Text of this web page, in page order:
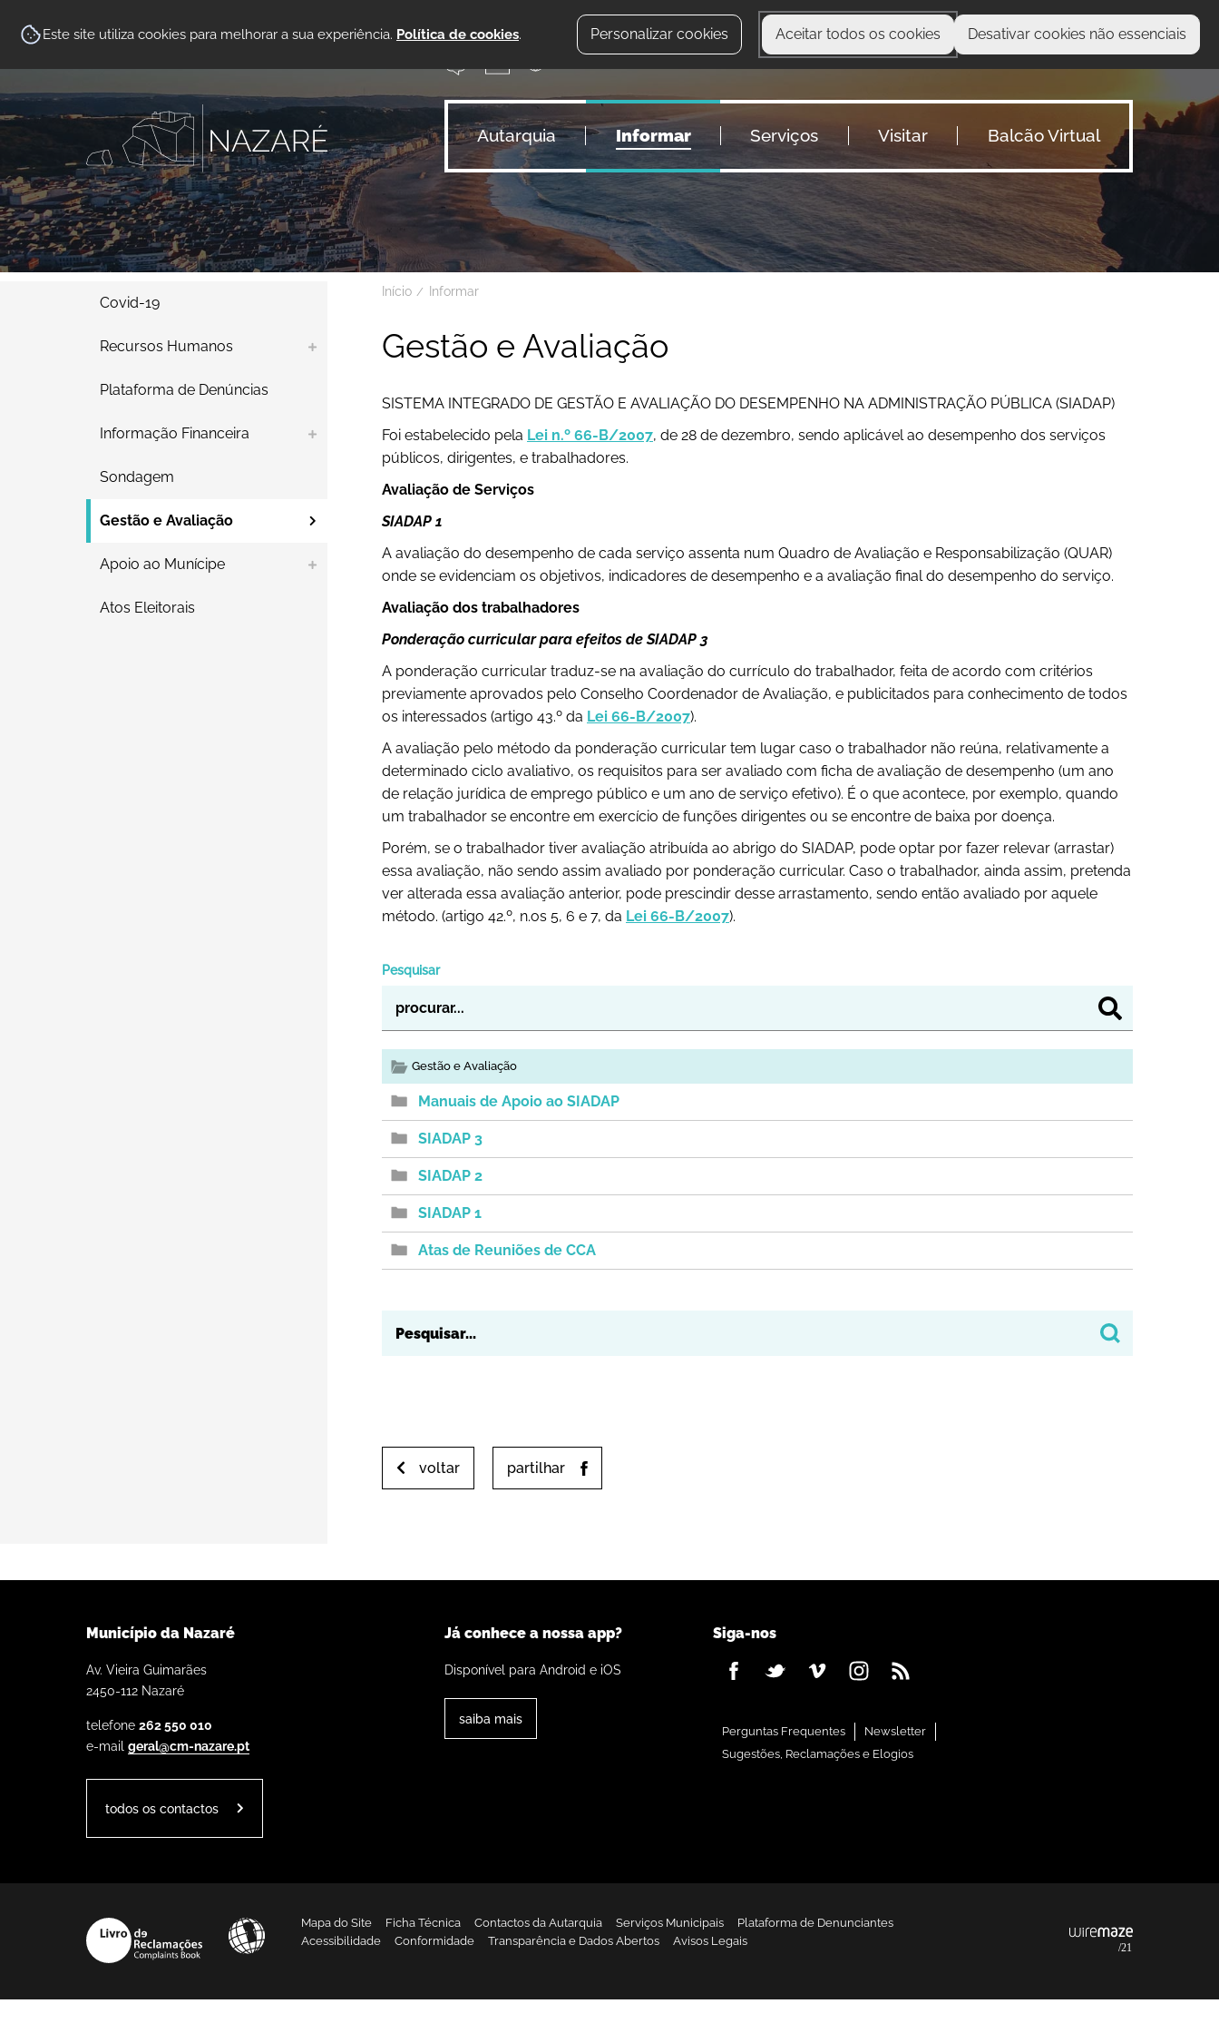
Este site utiliza cookies para melhorar a sua experiência. Política de cookies. Personalizar cookies Aceitar todos os cookies Desativar cookies não essenciais
O que procura?
Autarquia Informar Serviços Visitar Balcão Virtual
Covid-19
Recursos Humanos
Plataforma de Denúncias
Informação Financeira
Sondagem
Gestão e Avaliação
Apoio ao Munícipe
Atos Eleitorais
Início Informar
Gestão e Avaliação
SISTEMA INTEGRADO DE GESTÃO E AVALIAÇÃO DO DESEMPENHO NA ADMINISTRAÇÃO PÚBLICA (SIADAP)
Foi estabelecido pela Lei n.º 66-B/2007, de 28 de dezembro, sendo aplicável ao desempenho dos serviços
públicos, dirigentes, e trabalhadores.
Avaliação de Serviços
SIADAP 1
A avaliação do desempenho de cada serviço assenta num Quadro de Avaliação e Responsabilização (QUAR)
onde se evidenciam os objetivos, indicadores de desempenho e a avaliação final do desempenho do serviço.
Avaliação dos trabalhadores
Ponderação curricular para efeitos de SIADAP 3
A ponderação curricular traduz-se na avaliação do currículo do trabalhador, feita de acordo com critérios
previamente aprovados pelo Conselho Coordenador de Avaliação, e publicitados para conhecimento de todos
os interessados (artigo 43.º da Lei 66-B/2007).
A avaliação pelo método da ponderação curricular tem lugar caso o trabalhador não reúna, relativamente a
determinado ciclo avaliativo, os requisitos para ser avaliado com ficha de avaliação de desempenho (um ano
de relação jurídica de emprego público e um ano de serviço efetivo). É o que acontece, por exemplo, quando
um trabalhador se encontre em exercício de funções dirigentes ou se encontre de baixa por doença.
Porém, se o trabalhador tiver avaliação atribuída ao abrigo do SIADAP, pode optar por fazer relevar (arrastar)
essa avaliação, não sendo assim avaliado por ponderação curricular. Caso o trabalhador, ainda assim, pretenda
ver alterada essa avaliação anterior, pode prescindir desse arrastamento, sendo então avaliado por aquele
método. (artigo 42.º, n.os 5, 6 e 7, da Lei 66-B/2007).
Pesquisar
Gestão e Avaliação
Manuais de Apoio ao SIADAP
SIADAP 3
SIADAP 2
SIADAP 1
Atas de Reuniões de CCA
voltar partilhar
Município da Nazaré
Av. Vieira Guimarães
2450-112 Nazaré
telefone 262 550 010
e-mail geral@cm-nazare.pt
todos os contactos
Já conhece a nossa app?
Disponível para Android e iOS
saiba mais
Siga-nos
Perguntas Frequentes
Newsletter
Sugestões, Reclamações e Elogios
Mapa do Site Ficha Técnica Contactos da Autarquia Serviços Municipais
Plataforma de Denunciantes
Acessibilidade
Conformidade Transparência e Dados Abertos Avisos Legais